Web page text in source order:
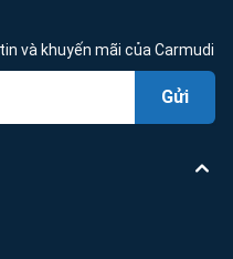
và khuyến mãi của Carmudi
Gửi